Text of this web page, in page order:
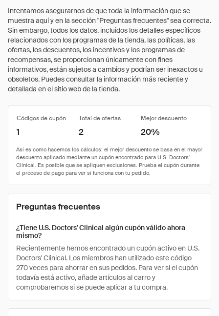
Intentamos asegurarnos de que toda la información que se
muestra aquí y en la sección "Preguntas frecuentes" sea correcta.
Sin embargo, todos los datos, incluidos los detalles específicos
relacionados con los programas de la tienda, las políticas, las
ofertas, los descuentos, los incentivos y los programas de
recompensas, se proporcionan únicamente con fines
informativos, están sujetos a cambios y podrían ser inexactos u
obsoletos. Puedes consultar la información más reciente y
detallada en el sitio web de la tienda.
Códigos de cupón Total de ofertas Mejor descuento
1 2 20%
Preguntas frecuentes
¿Tiene U.S. Doctors' Clinical algún cupón válido ahora
mismo?
Recientemente hemos encontrado un cupón activo en U.S.
Doctors' Clinical. Los miembros han utilizado este código
270 veces para ahorrar en sus pedidos. Para ver si el cupón
todavía está activo, añade artículos al carro y
comprobaremos si se puede aplicar a tu compra.